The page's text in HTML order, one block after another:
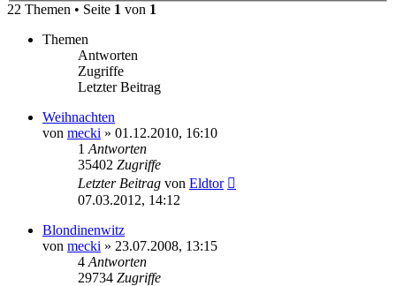
22 Themen • Seite 1 von 1
Themen
Antworten
Zugriffe
Letzter Beitrag
Weihnachten
von mecki » 01.12.2010, 16:10
1 Antworten
35402 Zugriffe
Letzter Beitrag von Eldtor
07.03.2012, 14:12
Blondinenwitz
von mecki » 23.07.2008, 13:15
4 Antworten
29734 Zugriffe